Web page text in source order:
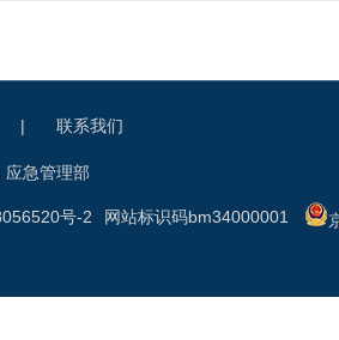
| 联系我们
应急管理部
网站标识码bm34000001
号-2